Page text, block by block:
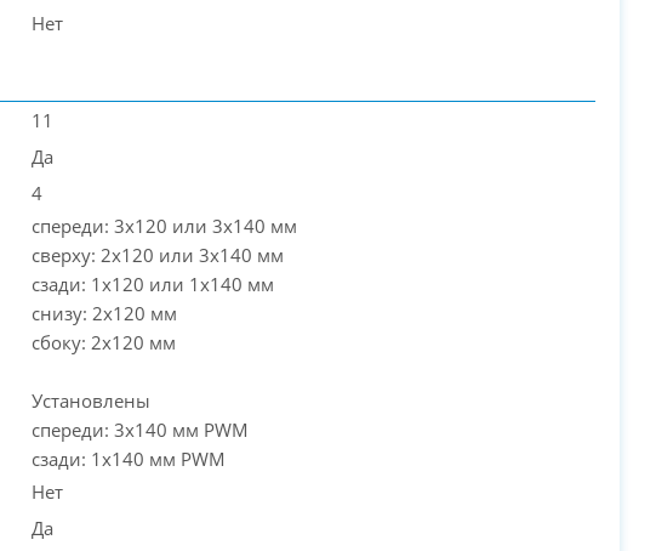
Нет
11
Да
4
спереди: 3x120 или 3x140 мм
сверху: 2x120 или 3x140 мм
сзади: 1x120 или 1x140 мм
снизу: 2x120 мм
cбоку: 2х120 мм
Установлены
спереди: 3x140 мм PWM
сзади: 1x140 мм PWM
Нет
Да